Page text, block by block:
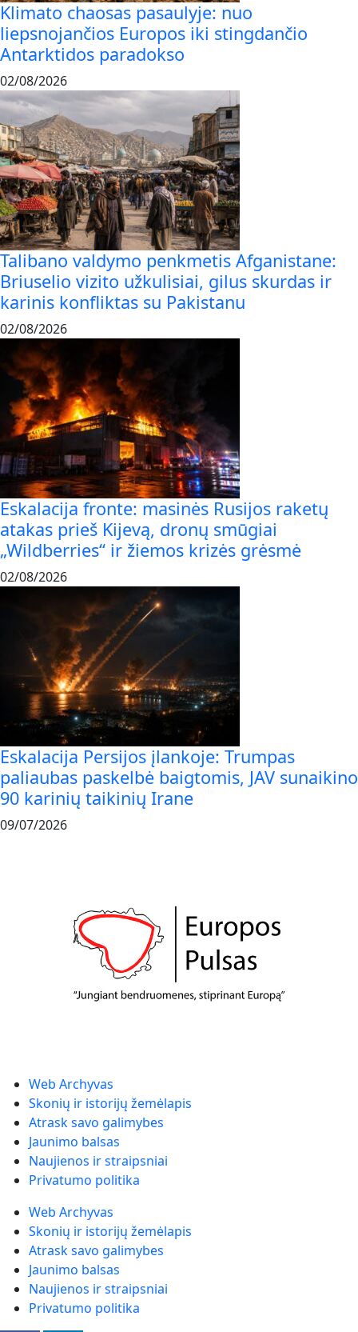
Klimato chaosas pasaulyje: nuo
liepsnojančios Europos iki stingdančio
Antarktidos paradokso
02/08/2026
Talibano valdymo penkmetis Afganistane:
Briuselio vizito užkulisiai, gilus skurdas ir
karinis konfliktas su Pakistanu
02/08/2026
Eskalacija fronte: masinės Rusijos raketų
atakas prieš Kijevą, dronų smūgiai
„Wildberries“ ir žiemos krizės grėsmė
02/08/2026
Eskalacija Persijos įlankoje: Trumpas
paliaubas paskelbė baigtomis, JAV sunaikino
90 karinių taikinių Irane
09/07/2026
Web Archyvas
Skonių ir istorijų žemėlapis
Atrask savo galimybes
Jaunimo balsas
Naujienos ir straipsniai
Privatumo politika
Web Archyvas
Skonių ir istorijų žemėlapis
Atrask savo galimybes
Jaunimo balsas
Naujienos ir straipsniai
Privatumo politika